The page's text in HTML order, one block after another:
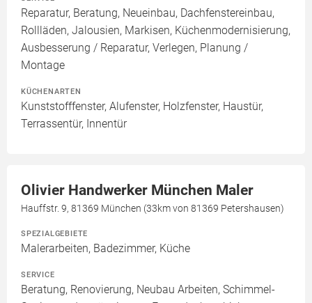
Reparatur, Beratung, Neueinbau, Dachfenstereinbau,
Rollläden, Jalousien, Markisen, Küchenmodernisierung,
Ausbesserung / Reparatur, Verlegen, Planung /
Montage
KÜCHENARTEN
Kunststofffenster, Alufenster, Holzfenster, Haustür,
Terrassentür, Innentür
Olivier Handwerker München Maler
Hauffstr. 9, 81369 München (33km von 81369 Petershausen)
SPEZIALGEBIETE
Malerarbeiten, Badezimmer, Küche
SERVICE
Beratung, Renovierung, Neubau Arbeiten, Schimmel-